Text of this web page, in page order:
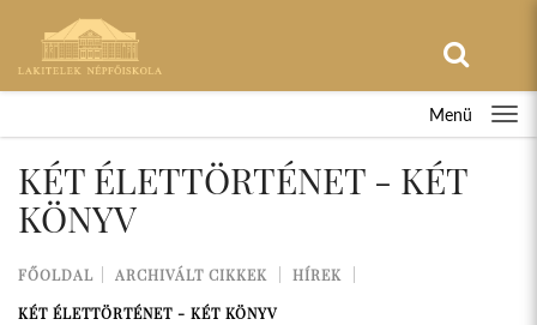
Menü
KÉT ÉLETTÖRTÉNET - KÉT
KÖNYV
FŐOLDAL ARCHIVÁLT CIKKEK
HÍREK
KÉT ÉLETTÖRTÉNET - KÉT KÖNYV